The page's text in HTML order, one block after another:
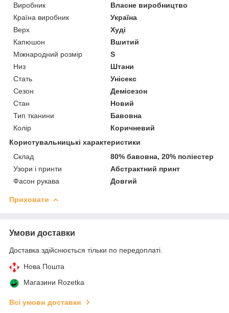
Виробник
Власне виробництво
Країна виробник
Україна
Верх
Худі
Капюшон
Вшитий
Міжнародний розмір
S
Низ
Штани
Стать
Унісекс
Сезон
Демісезон
Стан
Новий
Тип тканини
Бавовна
Колір
Коричневий
Користувальницькі характеристики
Склад
80% бавовна, 20% поліестер
Узори і принти
Абстрактний принт
Фасон рукава
Довгий
Приховати
Умови доставки
Доставка здійснюється тільки по передоплаті.
Нова Пошта
Магазини Rozetka
Всі умови доставки